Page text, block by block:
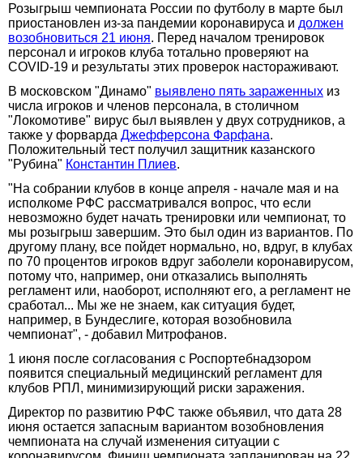
Розыгрыш чемпионата России по футболу в марте был
приостановлен из-за пандемии коронавируса и должен
возобновиться 21 июня. Перед началом тренировок
персонал и игроков клуба тотально проверяют на
COVID-19 и результаты этих проверок настораживают.
В московском "Динамо" выявлено пять зараженных из
числа игроков и членов персонала, в столичном
"Локомотиве" вирус был выявлен у двух сотрудников, а
также у форварда Джефферсона Фарфана.
Положительный тест получил защитник казанского
"Рубина" Константин Плиев.
"На собрании клубов в конце апреля - начале мая и на
исполкоме РФС рассматривался вопрос, что если
невозможно будет начать тренировки или чемпионат, то
мы розыгрыш завершим. Это был один из вариантов. По
другому плану, все пойдет нормально, но, вдруг, в клубах
по 70 процентов игроков вдруг заболели коронавирусом,
потому что, например, они отказались выполнять
регламент или, наоборот, исполняют его, а регламент не
сработал... Мы же не знаем, как ситуация будет,
например, в Бундеслиге, которая возобновила
чемпионат", - добавил Митрофанов.
1 июня после согласования с Роспортебнадзором
появится специальный медицинский регламент для
клубов РПЛ, минимизирующий риски заражения.
Директор по развитию РФС также объявил, что дата 28
июня остается запасным вариантом возобновления
чемпионата на случай изменения ситуации с